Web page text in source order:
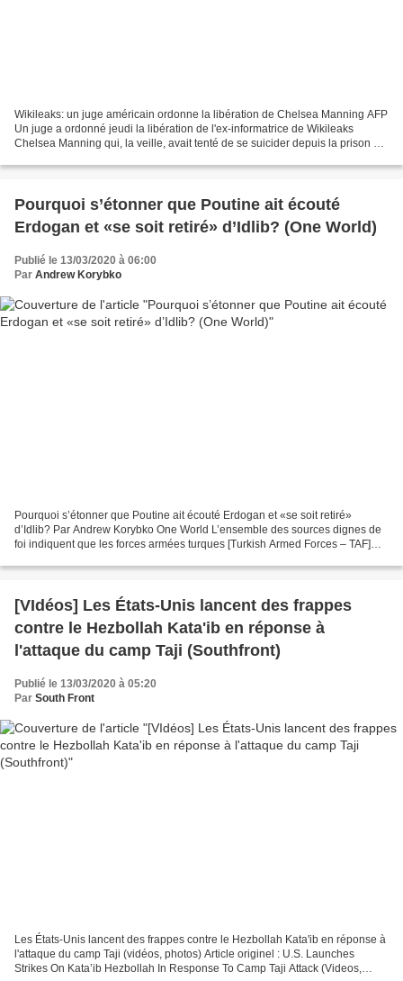
Wikileaks: un juge américain ordonne la libération de Chelsea Manning AFP
Un juge a ordonné jeudi la libération de l'ex-informatrice de Wikileaks
Chelsea Manning qui, la veille, avait tenté de se suicider depuis la prison où
Pourquoi s’étonner que Poutine ait écouté
Erdogan et «se soit retiré» d’Idlib? (One World)
Publié le 13/03/2020 à 06:00
Par Andrew Korybko
Pourquoi s’étonner que Poutine ait écouté Erdogan et «se soit retiré»
d’Idlib? Par Andrew Korybko One World L’ensemble des sources dignes de
foi indiquent que les forces armées turques [Turkish Armed Forces – TAF]
[VIdéos] Les États-Unis lancent des frappes
contre le Hezbollah Kata'ib en réponse à
l'attaque du camp Taji (Southfront)
Publié le 13/03/2020 à 05:20
Par South Front
Les États-Unis lancent des frappes contre le Hezbollah Kata'ib en réponse à
l'attaque du camp Taji (vidéos, photos) Article originel : U.S. Launches
Strikes On Kata’ib Hezbollah In Response To Camp Taji Attack (Videos,